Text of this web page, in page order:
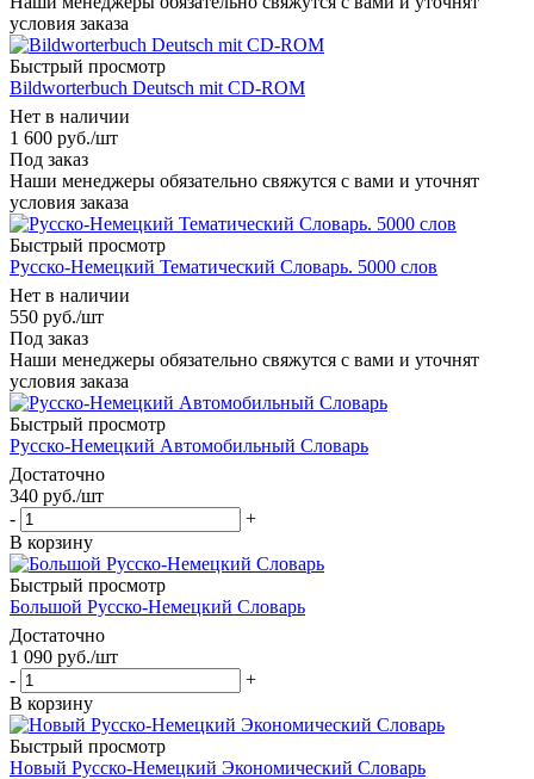
условия заказа
Быстрый просмотр
Bildworterbuch Deutsch mit CD-ROM
Нет в наличии
1 600 руб./шт
Под заказ
Наши менеджеры обязательно свяжутся с вами и уточнят
условия заказа
Быстрый просмотр
Русско-Немецкий Тематический Словарь. 5000 слов
Нет в наличии
550 руб./шт
Под заказ
Наши менеджеры обязательно свяжутся с вами и уточнят
условия заказа
Быстрый просмотр
Русско-Немецкий Автомобильный Словарь
Достаточно
340 руб./шт
-
+
В корзину
Быстрый просмотр
Большой Русско-Немецкий Словарь
Достаточно
1 090 руб./шт
-
+
В корзину
Быстрый просмотр
Новый Русско-Немецкий Экономический Словарь